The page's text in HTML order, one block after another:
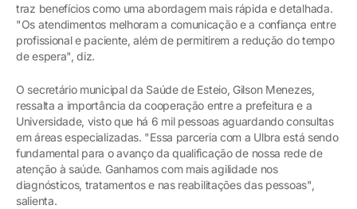
traz benefícios como uma abordagem mais rápida e detalhada.
"Os atendimentos melhoram a comunicação e a confiança entre
profissional e paciente, além de permitirem a redução do tempo
de espera", diz.
O secretário municipal da Saúde de Esteio, Gilson Menezes,
ressalta a importância da cooperação entre a prefeitura e a
Universidade, visto que há 6 mil pessoas aguardando consultas
em áreas especializadas. "Essa parceria com a Ulbra está sendo
fundamental para o avanço da qualificação de nossa rede de
atenção à saúde. Ganhamos com mais agilidade nos
diagnósticos, tratamentos e nas reabilitações das pessoas",
salienta.